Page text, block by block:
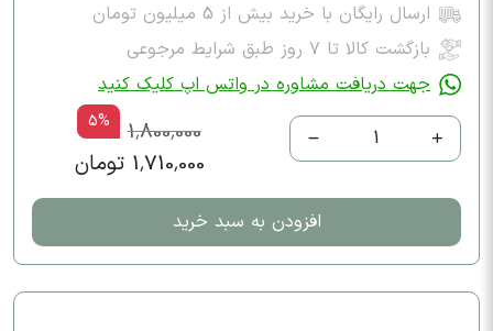
ارسال رایگان با خرید بیش از 5 میلیون تومان
بازگشت کالا تا ۷ روز طبق شرایط مرجوعی
جهت دریافت مشاوره در واتس اپ کلیک کنید
1
1,800,000
5%
1,710,000 تومان
افزودن به سبد خرید